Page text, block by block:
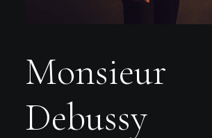
Monsieur
Debussy